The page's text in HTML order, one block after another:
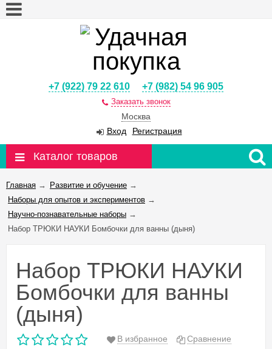
+7 (922) 79 22 610 +7 (982) 54 96 905
Заказать звонок
Москва
Вход
Регистрация
Каталог товаров
Главная → Развитие и обучение →
Наборы для опытов и экспериментов →
Научно-познавательные наборы →
Набор ТРЮКИ НАУКИ Бомбочки для ванны (дыня)
Набор ТРЮКИ НАУКИ
Бомбочки для ванны
(дыня)
В избранное Сравнение